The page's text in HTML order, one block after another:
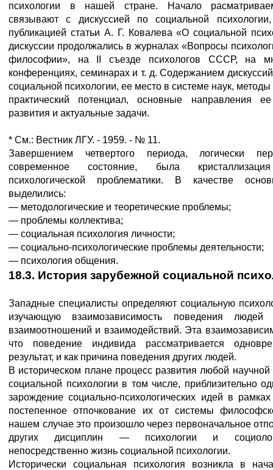
психологии в нашей стране. Начало
связывают с дискуссией по социальной
публикацией статьи А. Г. Ковалева «О социальной
дискуссии продолжались в журналах «Вопросы
философии», на II съезде психологов СССР, на
конференциях, семинарах и т. д. Содержанием
социальной психологии, ее место в системе наук,
практический потенциал, основные направления
развития и актуальные задачи.
* См.: Вестник ЛГУ. - 1959. - № 11.
Завершением четвертого периода, логически
современное состояние, была
психологической проблематики. В качестве
выделились:
— методологические и теоретические проблемы;
— проблемы коллектива;
— социальная психология личности;
— социально-психологические проблемы деятельности;
— психология общения.
18.3. История зарубежной социальной
Западные специалисты определяют социальную
изучающую взаимозависимость поведения
взаимоотношений и взаимодействий. Эта
что поведение индивида рассматривается
результат, и как причина поведения других людей.
В историческом плане процесс развития любой
социальной психологии в том числе, приблизительно
зарождение социально-психологических идей в
постепенное отпочкование их от системы
нашем случае это произошло через первоначальное
других дисциплин — психологии и
непосредственно жизнь социальной психологии.
Исторически социальная психология возникла в